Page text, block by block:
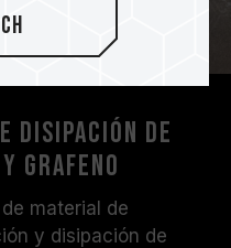
disipación de
grafeno
material de
y disipación de